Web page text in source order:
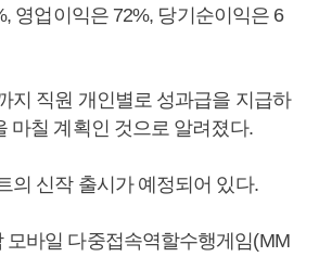
영업이익은 72%, 당기순이익은 6
지 직원 개인별로 성과급을 지급하
마칠 계획인 것으로 알려졌다.
의 신작 출시가 예정되어 있다.
모바일 다중접속역할수행게임(MM